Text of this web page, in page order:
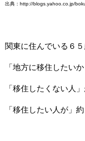
出典：http://blogs.yahoo.co.jp/
関東に住んでいる６
「地方に移住したい
「移住したくない人」
「移住したい人が」